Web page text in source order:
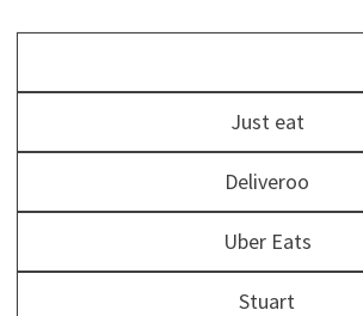
Just eat
Deliveroo
Uber Eats
Stuart